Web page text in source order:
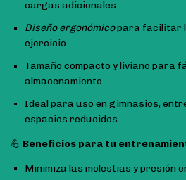
cargas adicionales.
Diseño ergonómicopara facilitar
ejercicio.
Tamaño compacto y liviano para
almacenamiento.
Ideal para uso en gimnasios,
espacios reducidos.
💪 Beneficios para tu
Minimiza las molestias y presión